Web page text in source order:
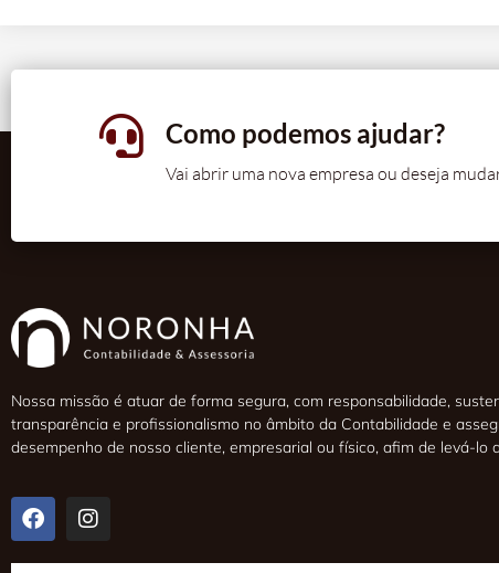
Como podemos ajudar?
Vai abrir uma nova empresa ou deseja
Nossa missão é atuar de forma segura, com responsabilidade,
transparência e profissionalismo no âmbito da Contabilidade e
desempenho de nosso cliente, empresarial ou físico, afim de levá-lo